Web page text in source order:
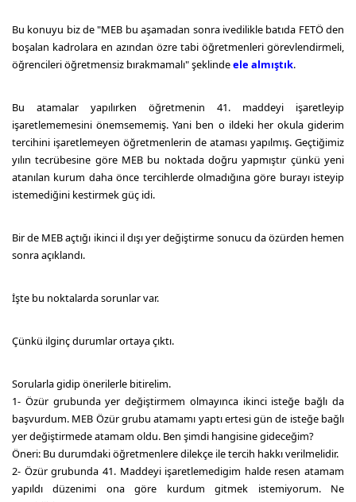
Bu konuyu biz de "MEB bu aşamadan sonra ivedilikle batıda FETÖ den
boşalan kadrolara en azından özre tabi öğretmenleri görevlendirmeli,
öğrencileri öğretmensiz bırakmamalı" şeklindeele almıştık.
Bu atamalar yapılırken öğretmenin 41. maddeyi işaretleyip
işaretlememesini önemsememiş. Yani ben o ildeki her okula giderim
tercihini işaretlemeyen öğretmenlerin de ataması yapılmış. Geçtiğimiz
yılın tecrübesine göre MEB bu noktada doğru yapmıştır çünkü yeni
atanılan kurum daha önce tercihlerde olmadığına göre burayı isteyip
istemediğini kestirmek güç idi.
Bir de MEB açtığı ikinci il dışı yer değiştirme sonucu da özürden hemen
sonra açıklandı.
İşte bu noktalarda sorunlar var.
Çünkü ilginç durumlar ortaya çıktı.
Sorularla gidip önerilerle bitirelim.
1- Özür grubunda yer değiştirmem olmayınca ikinci isteğe bağlı da
başvurdum. MEB Özür grubu atamamı yaptı ertesi gün de isteğe bağlı
yer değiştirmede atamam oldu. Ben şimdi hangisine gideceğim?
Öneri: Bu durumdaki öğretmenlere dilekçe ile tercih hakkı verilmelidir.
2- Özür grubunda 41. Maddeyi işaretlemedigim halde resen atamam
yapıldı düzenimi ona göre kurdum gitmek istemiyorum. Ne